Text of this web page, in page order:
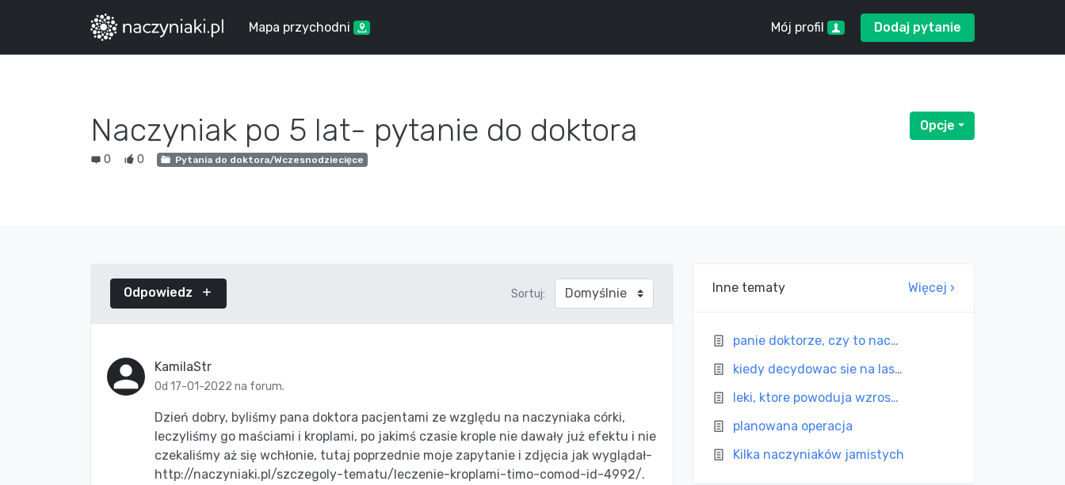
Mapa przychodni Mój profil Dodaj pytanie
Opcje Menu rozwijane
Naczyniak po 5 lat- pytanie do doktora
0 0 Pytania do doktora/Wczesnodziecięce
Odpowiedz Sortuj:
KamilaStr
Od 17-01-2022 na forum.
Dzień dobry, byliśmy pana doktora pacjentami ze względu na naczyniaka córki,
leczyliśmy go maściami i kroplami, po jakimś czasie krople nie dawały już efektu i nie
czekaliśmy aż się wchłonie, tutaj poprzednie moje zapytanie i zdjęcia jak wyglądał-
http://naczyniaki.pl/szczegoly-tematu/leczenie-kroplami-timo-comod-id-4992/.
Inne tematy Więcej ›
panie doktorze, czy to nac…
kiedy decydowac sie na las…
leki, ktore powoduja wzros…
planowana operacja
Kilka naczyniaków jamistych